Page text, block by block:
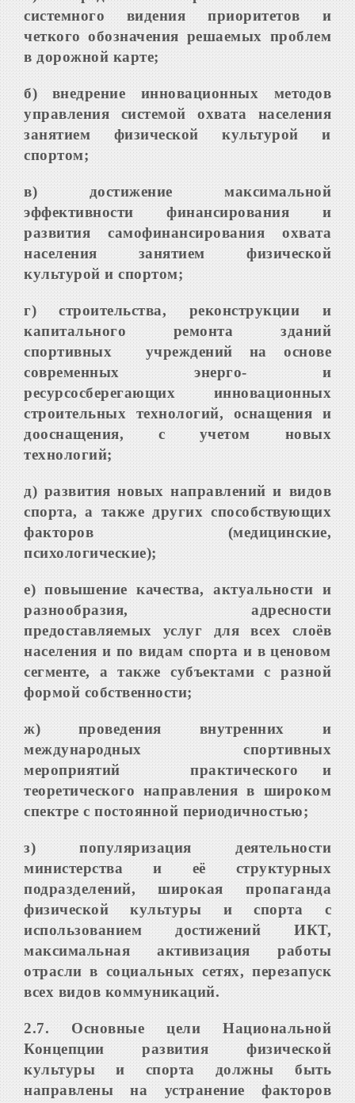
системного видения приоритетов и
четкого обозначения решаемых проблем
в дорожной карте;
б)
внедрение инновационных методов
управления системой охвата населения
занятием физической культурой и
спортом;
в) достижение максимальной
эффективности финансирования и
развития самофинансирования охвата
населения занятием физической
культурой и спортом;
г) строительства, реконструкции и
капитального ремонта зданий
спортивных учреждений на основе
современных энерго- и
ресурсосберегающих инновационных
строительных технологий, оснащения и
дооснащения, с учетом новых
технологий;
д) развития новых направлений и видов
спорта, а также других способствующих
факторов (медицинские,
психологические);
е) повышение качества, актуальности и
разнообразия, адресности
предоставляемых услуг для всех слоёв
населения и по видам спорта и в ценовом
сегменте, а также субъектами с разной
формой собственности;
ж) проведения внутренних и
международных спортивных
мероприятий практического и
теоретического направления в широком
спектре с постоянной периодичностью;
з) популяризация деятельности
министерства и её структурных
подразделений, широкая пропаганда
физической культуры и спорта с
использованием достижений ИКТ,
максимальная активизация работы
отрасли в социальных сетях, перезапуск
всех видов коммуникаций.
2.7. Основные цели Национальной
Концепции развития физической
культуры и спорта должны быть
направлены на устранение факторов